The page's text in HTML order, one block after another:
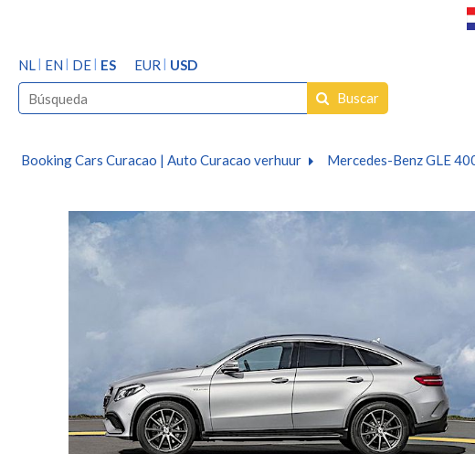
NL EN DE ES EUR
USD
Buscar
Booking Cars Curacao | Auto Curacao verhuur Mercedes-Benz GLE